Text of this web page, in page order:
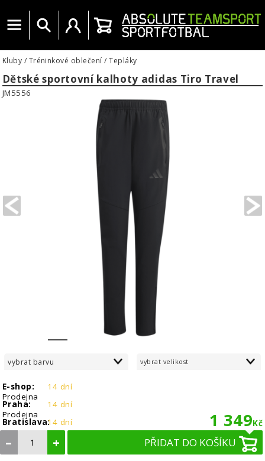
Menu Vyhledat Uživatelský účet
Košík
Kluby / Tréninkové oblečení /Tepláky
Dětské sportovní kalhoty adidas Tiro Travel
PREVIOUS
4 5 6
JM5556
vybrat barvu vybrat velikost
E-shop:
14 dní
Prodejna
Praha:
14 dní
Prodejna
Bratislava:14 dní 1 349Kč
– + PŘIDAT DO KOŠÍKU